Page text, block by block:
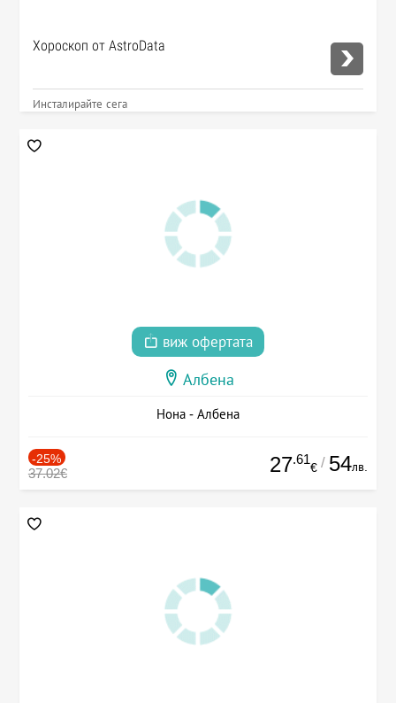
Хороскоп от AstroData
Инсталирайте сега
виж офертата
Албена
Нона - Албена
-25%
37.02€ 27.61
€ / 54лв.